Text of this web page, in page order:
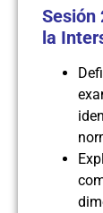
Sesión
la